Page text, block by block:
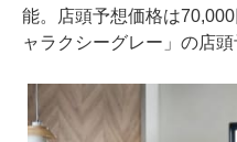
能。店頭予想価格は
ャラクシーグレー」の店